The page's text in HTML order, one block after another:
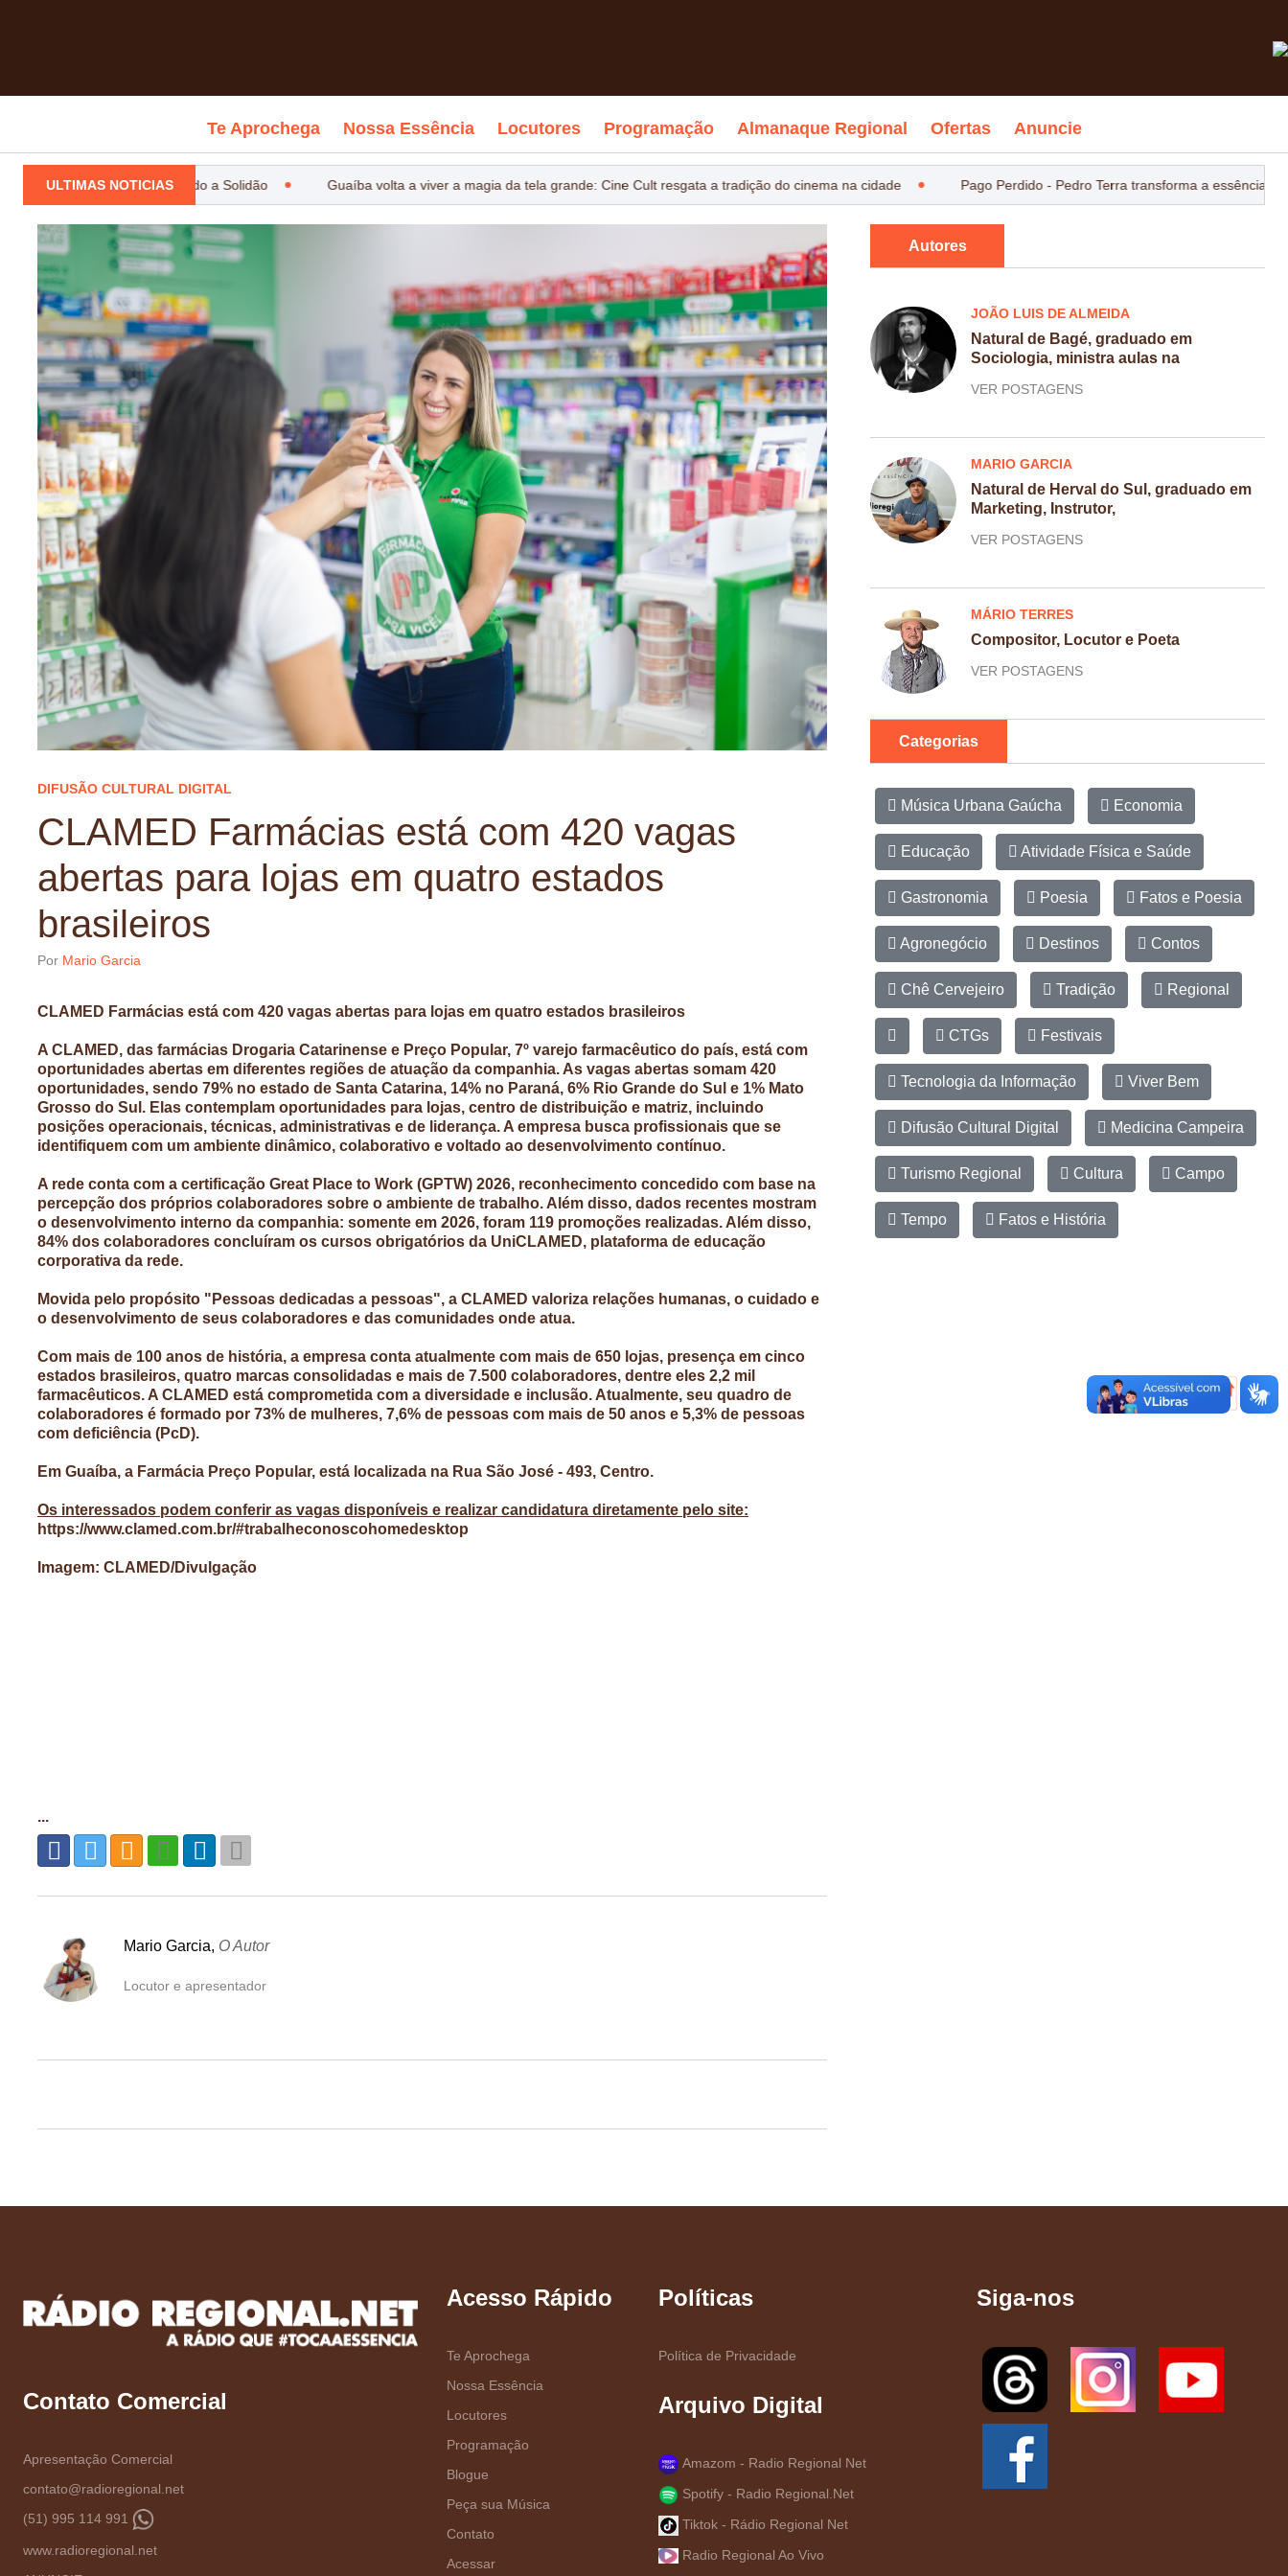
Te Aprochega Nossa Essência Locutores Programação Almanaque Regional Ofertas Anuncie
ULTIMAS NOTICIASEstanciando a Solidão Guaíba volta a viver a magia da tela grande: Cine Cult resgata a tradição do cinema na cidade Pago Perdido - Pedro Terra transforma a essência do
DIFUSÃO CULTURAL DIGITAL
CLAMED Farmácias está com 420 vagas
abertas para lojas em quatro estados
brasileiros
Por Mario Garcia
CLAMED Farmácias está com 420 vagas abertas para lojas em quatro estados brasileiros
A CLAMED, das farmácias Drogaria Catarinense e Preço Popular, 7º varejo farmacêutico do país, está com
oportunidades abertas em diferentes regiões de atuação da companhia. As vagas abertas somam 420
oportunidades, sendo 79% no estado de Santa Catarina, 14% no Paraná, 6% Rio Grande do Sul e 1% Mato
Grosso do Sul. Elas contemplam oportunidades para lojas, centro de distribuição e matriz, incluindo
posições operacionais, técnicas, administrativas e de liderança. A empresa busca profissionais que se
identifiquem com um ambiente dinâmico, colaborativo e voltado ao desenvolvimento contínuo.
A rede conta com a certificação Great Place to Work (GPTW) 2026, reconhecimento concedido com base na
percepção dos próprios colaboradores sobre o ambiente de trabalho. Além disso, dados recentes mostram
o desenvolvimento interno da companhia: somente em 2026, foram 119 promoções realizadas. Além disso,
84% dos colaboradores concluíram os cursos obrigatórios da UniCLAMED, plataforma de educação
corporativa da rede.
Movida pelo propósito "Pessoas dedicadas a pessoas", a CLAMED valoriza relações humanas, o cuidado e
o desenvolvimento de seus colaboradores e das comunidades onde atua.
Com mais de 100 anos de história, a empresa conta atualmente com mais de 650 lojas, presença em cinco
estados brasileiros, quatro marcas consolidadas e mais de 7.500 colaboradores, dentre eles 2,2 mil
farmacêuticos. A CLAMED está comprometida com a diversidade e inclusão. Atualmente, seu quadro de
colaboradores é formado por 73% de mulheres, 7,6% de pessoas com mais de 50 anos e 5,3% de pessoas
com deficiência (PcD).
Em Guaíba, a Farmácia Preço Popular, está localizada na Rua São José - 493, Centro.
Os interessados podem conferir as vagas disponíveis e realizar candidatura diretamente pelo site:
https://www.clamed.com.br/#trabalheconoscohomedesktop
Imagem: CLAMED/Divulgação
...
Mario Garcia, O Autor
Locutor e apresentador
Autores
JOÃO LUIS DE ALMEIDA
Natural de Bagé, graduado em
Sociologia, ministra aulas na
VER POSTAGENS
MARIO GARCIA
Natural de Herval do Sul, graduado em
Marketing, Instrutor,
VER POSTAGENS
MÁRIO TERRES
Compositor, Locutor e Poeta
VER POSTAGENS
Categorias
Música Urbana Gaúcha Economia
Educação Atividade Física e Saúde
Gastronomia Poesia Fatos e Poesia
Agronegócio Destinos Contos
Chê Cervejeiro Tradição Regional
CTGs Festivais
Tecnologia da Informação Viver Bem
Difusão Cultural Digital Medicina Campeira
Turismo Regional Cultura Campo
Tempo Fatos e História
Contato Comercial
Apresentação Comercial
contato@radioregional.net
(51) 995 114 991
www.radioregional.net
Acesso Rápido
Te Aprochega
Nossa Essência
Locutores
Programação
Blogue
Peça sua Música
Contato
Acessar
Políticas
Política de Privacidade
Arquivo Digital
Amazom - Radio Regional Net
Spotify - Radio Regional.Net
Tiktok - Rádio Regional Net
Radio Regional Ao Vivo
Siga-nos